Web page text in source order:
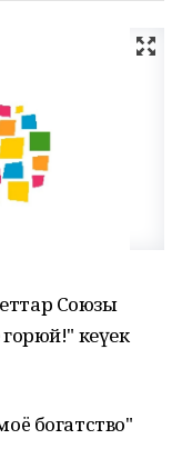
Союзы
кеүек
богатство"